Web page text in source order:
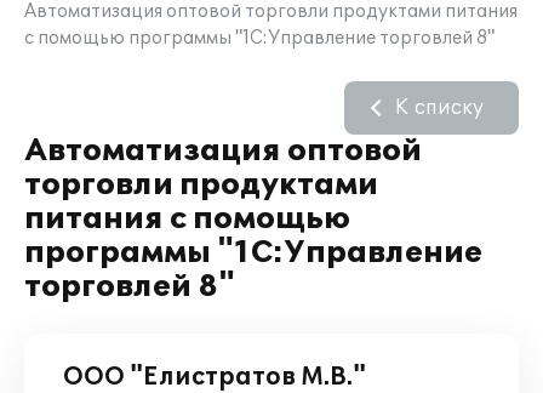
Автоматизация оптовой торговли продуктами питания
с помощью программы "1С:Управление торговлей 8"
Автоматизация оптовой
торговли продуктами
питания с помощью
программы "1С:Управление
торговлей 8"
К списку
ООО "Елистратов М.В."